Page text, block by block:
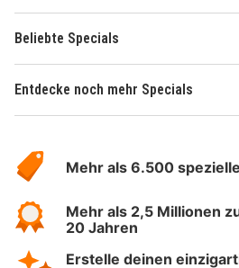
Beliebte Specials
Entdecke noch mehr Specials
Hotelspecials
Mehr als 6.500
Mehr als 2,5 Millionen
20 Jahren
Erstelle deinen